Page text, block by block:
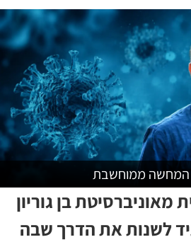
המחשה ממוחשבת
בן גוריון
לשנות את הדרך שבה